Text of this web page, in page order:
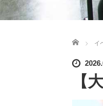
ホーム イ
【